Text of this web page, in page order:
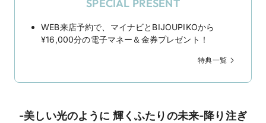
SPECIAL PRESENT
WEB来店予約で、マイナビとBIJOUPIKOから
¥16,000分の電子マネー＆金券プレゼント！
特典一覧
-美しい光のように 輝くふたりの未来-降り注ぎ